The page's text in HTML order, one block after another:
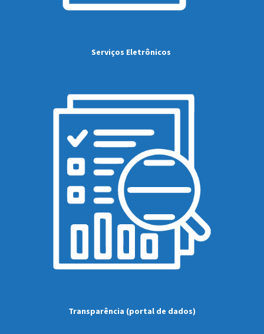
Serviços Eletrônicos
Transparência (portal de dados)